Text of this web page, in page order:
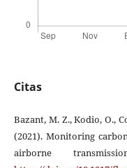
Citas
Bazant, M. Z., Kodio, O.,
(2021). Monitoring
airborne